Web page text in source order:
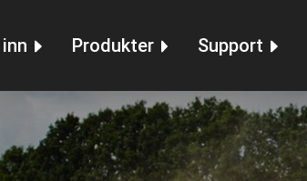
Produkter Support